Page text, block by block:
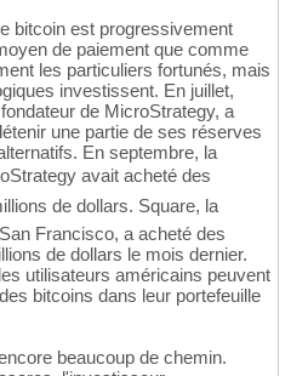
bitcoin est progressivement
de paiement que comme
les particuliers fortunés, mais
investissent. En juillet,
de MicroStrategy, a
une partie de ses réserves
En septembre, la
avait acheté des
de dollars. Square, la
Francisco, a acheté des
de dollars le mois dernier.
utilisateurs américains peuvent
bitcoins dans leur portefeuille
beaucoup de chemin.